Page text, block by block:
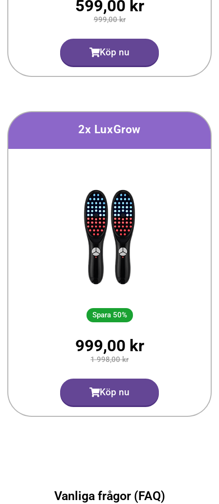
599,00 kr
999,00 kr
Köp nu
2x LuxGrow
Spara 50%
999,00 kr
1 998,00 kr
Köp nu
Vanliga frågor (FAQ)